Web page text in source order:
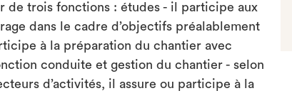
de trois fonctions : études - il participe aux
dans le cadre d’objectifs préalablement
à la préparation du chantier avec
conduite et gestion du chantier - selon
d’activités, il assure ou participe à la